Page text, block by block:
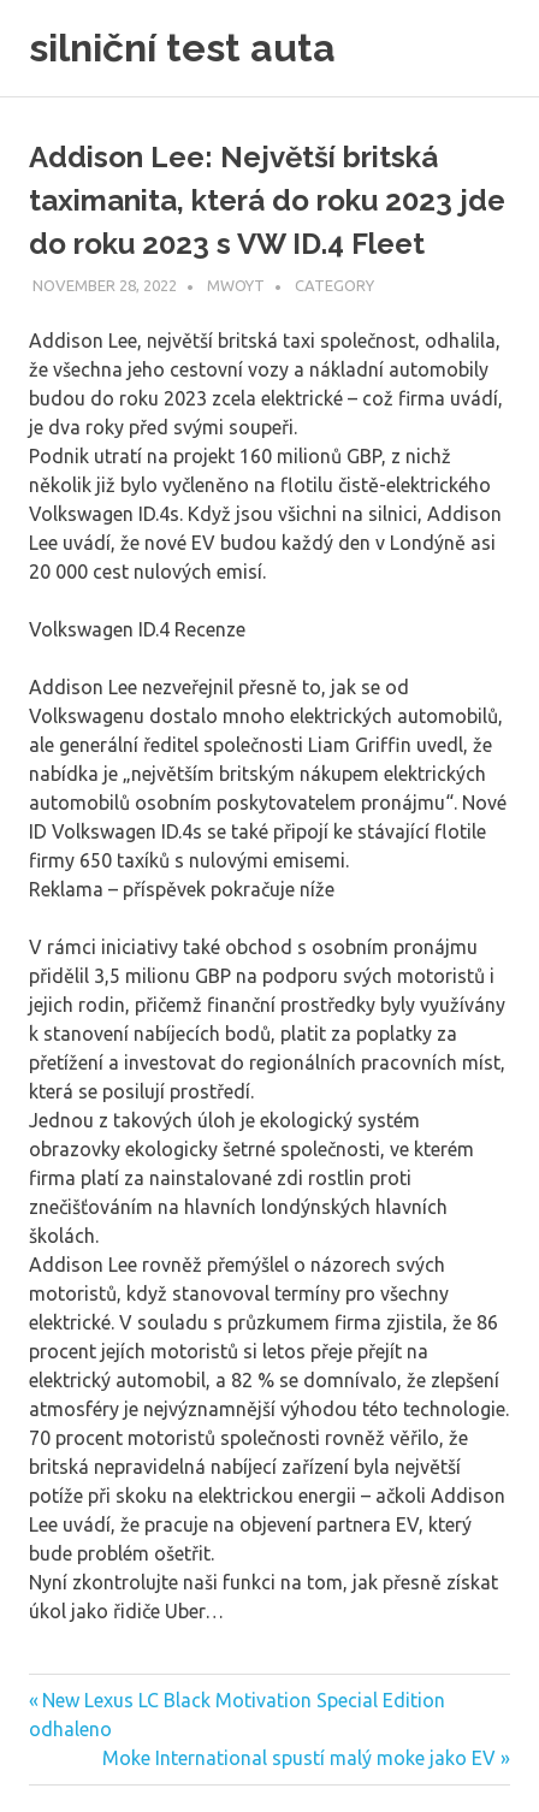
silniční test auta
Addison Lee: Největší britská
taximanita, která do roku 2023 jde
do roku 2023 s VW ID.4 Fleet
NOVEMBER 28, 2022 MWOYT CATEGORY
Addison Lee, největší britská taxi společnost, odhalila,
že všechna jeho cestovní vozy a nákladní automobily
budou do roku 2023 zcela elektrické – což firma uvádí,
je dva roky před svými soupeři.
Podnik utratí na projekt 160 milionů GBP, z nichž
několik již bylo vyčleněno na flotilu čistě-elektrického
Volkswagen ID.4s. Když jsou všichni na silnici, Addison
Lee uvádí, že nové EV budou každý den v Londýně asi
20 000 cest nulových emisí.
Volkswagen ID.4 Recenze
Addison Lee nezveřejnil přesně to, jak se od
Volkswagenu dostalo mnoho elektrických automobilů,
ale generální ředitel společnosti Liam Griffin uvedl, že
nabídka je „největším britským nákupem elektrických
automobilů osobním poskytovatelem pronájmu“. Nové
ID Volkswagen ID.4s se také připojí ke stávající flotile
firmy 650 taxíků s nulovými emisemi.
Reklama – příspěvek pokračuje níže
V rámci iniciativy také obchod s osobním pronájmu
přidělil 3,5 milionu GBP na podporu svých motoristů i
jejich rodin, přičemž finanční prostředky byly využívány
k stanovení nabíjecích bodů, platit za poplatky za
přetížení a investovat do regionálních pracovních míst,
která se posilují prostředí.
Jednou z takových úloh je ekologický systém
obrazovky ekologicky šetrné společnosti, ve kterém
firma platí za nainstalované zdi rostlin proti
znečišťováním na hlavních londýnských hlavních
školách.
Addison Lee rovněž přemýšlel o názorech svých
motoristů, když stanovoval termíny pro všechny
elektrické. V souladu s průzkumem firma zjistila, že 86
procent jejích motoristů si letos přeje přejít na
elektrický automobil, a 82 % se domnívalo, že zlepšení
atmosféry je nejvýznamnější výhodou této technologie.
70 procent motoristů společnosti rovněž věřilo, že
britská nepravidelná nabíjecí zařízení byla největší
potíže při skoku na elektrickou energii – ačkoli Addison
Lee uvádí, že pracuje na objevení partnera EV, který
bude problém ošetřit.
Nyní zkontrolujte naši funkci na tom, jak přesně získat
úkol jako řidiče Uber…
Post
navigation
Previous
Post:
New Lexus LC Black Motivation Special Edition
odhaleno
Next
Post:
Moke International spustí malý moke jako EV